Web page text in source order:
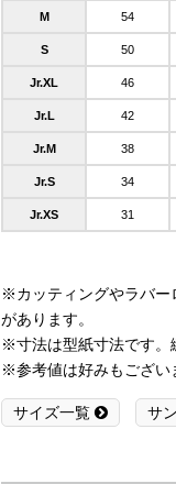
M 54
S 50
Jr.XL 46
Jr.L 42
Jr.M 38
Jr.S 34
Jr.XS 31
※カッティングやラバー
があります。
※寸法は型紙寸法です。
※参考値は好みもござい
サイズ一覧 サ